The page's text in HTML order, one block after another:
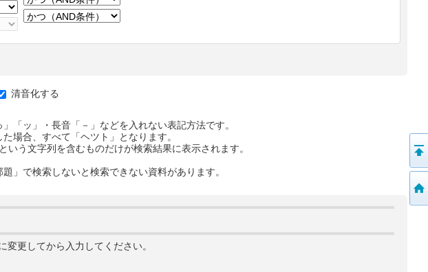
清音化する
「ッ」・長音「－」などを入れない表記方法です。
場合、すべて「ヘツト」となります。
う文字列を含むものだけが検索結果に表示されます。
」で検索しないと検索できない資料があります。
更してから入力してください。